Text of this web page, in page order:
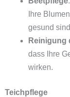
Ihre
gesund
Reinigung
dass Ihre
wirken.
Teichpflege